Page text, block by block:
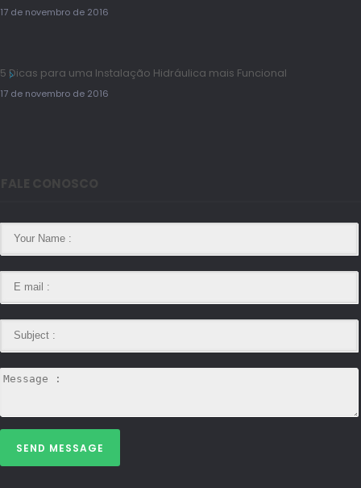
17 de novembro de 2016
5 Dicas para uma Instalação Hidráulica mais Funcional
17 de novembro de 2016
SEND MESSAGE